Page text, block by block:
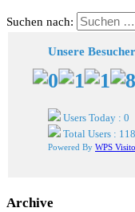
Suchen nach:
Unsere Besucher
Users Today : 0
Total Users :
Powered By WPS
Archive